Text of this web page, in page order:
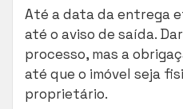
Até a data da entrega
até o aviso de saída.
processo, mas a
até que o imóvel seja
proprietário.